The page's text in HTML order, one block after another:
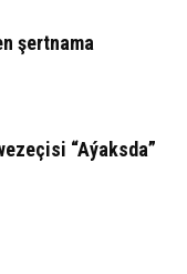
şertnama
“Aýaksda”